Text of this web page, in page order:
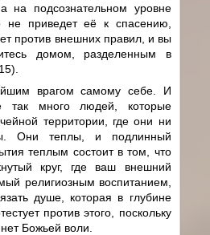
на подсознательном уровне
не приведет её к спасению,
против внешних правил, и вы
домом, разделенным в
врагом самому себе. И
так много людей, которые
территории, где они ни
Они теплы, и подлинный
теплым состоит в том, что
круг, где ваш внешний
религиозным воспитанием,
душе, которая в глубине
против этого, поскольку
Божьей воли.